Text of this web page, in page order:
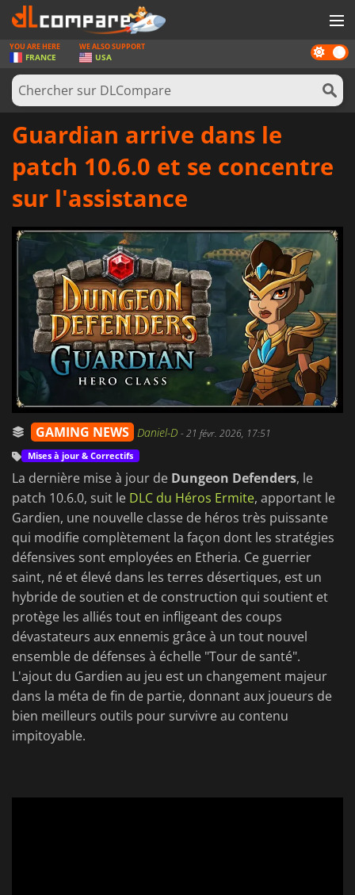
JEUX
CARTES PRÉPAYÉES
LOGICIELS
MATÉRIEL
SE CONNECTER OU S'INSCRIRE
Dark
mode
YOU ARE HERE
FRANCE
WE ALSO SUPPORT
USA
Guardian arrive dans le
patch 10.6.0 et se concentre
sur l'assistance
GAMING NEWS Daniel-D -21 févr. 2026, 17:51
Mises à jour & Correctifs
La dernière mise à jour de Dungeon Defenders, le
patch 10.6.0, suit le DLC du Héros Ermite, apportant le
Gardien, une nouvelle classe de héros très puissante
qui modifie complètement la façon dont les stratégies
défensives sont employées en Etheria. Ce guerrier
saint, né et élevé dans les terres désertiques, est un
hybride de soutien et de construction qui soutient et
protège les alliés tout en infligeant des coups
dévastateurs aux ennemis grâce à un tout nouvel
ensemble de défenses à échelle "Tour de santé".
L'ajout du Gardien au jeu est un changement majeur
dans la méta de fin de partie, donnant aux joueurs de
bien meilleurs outils pour survivre au contenu
impitoyable.